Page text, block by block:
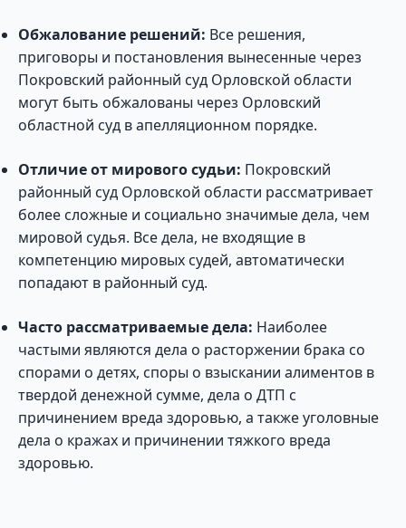
Обжалование решений: Все решения,
приговоры и постановления вынесенные через
Покровский районный суд Орловской области
могут быть обжалованы через Орловский
областной суд в апелляционном порядке.
Отличие от мирового судьи: Покровский
районный суд Орловской области рассматривает
более сложные и социально значимые дела, чем
мировой судья. Все дела, не входящие в
компетенцию мировых судей, автоматически
попадают в районный суд.
Часто рассматриваемые дела: Наиболее
частыми являются дела о расторжении брака со
спорами о детях, споры о взыскании алиментов в
твердой денежной сумме, дела о ДТП с
причинением вреда здоровью, а также уголовные
дела о кражах и причинении тяжкого вреда
здоровью.